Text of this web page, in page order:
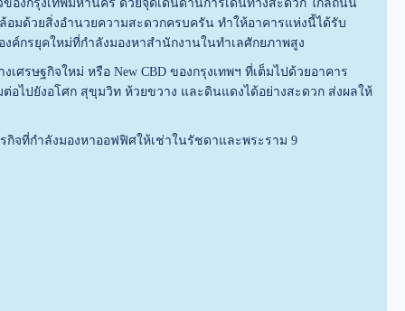
ของกรุงเทพมหานคร ด้วยจุดเด่นด้านการเดินทางสะดวก ใกล้ถนน
มด้วยสิ่งอำนวยความสะดวกครบครัน ทำให้อาคารแห่งนี้ได้รับ
ค์กรยุคใหม่ที่กำลังมองหาสำนักงานในทำเลศักยภาพสูง
ศรษฐกิจใหม่ หรือ New CBD ของกรุงเทพฯ ที่เต็มไปด้วยอาคาร
ไปยังอโศก สุขุมวิท ห้วยขวาง และดินแดงได้อย่างสะดวก ส่งผลให้
กิจที่กำลังมองหาออฟฟิศให้เช่าในรัชดาและพระราม 9